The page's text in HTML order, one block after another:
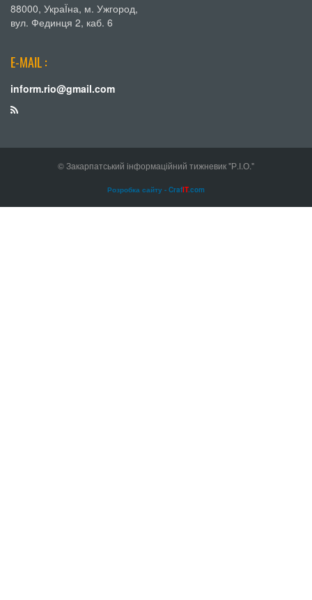
88000, УкраЇна, м. Ужгород,
вул. Фединця 2, каб. 6
E-MAIL :
inform.rio@gmail.com
© Закарпатський інформаційний тижневик "Р.І.О."
Розробка сайту - CrafIT.com